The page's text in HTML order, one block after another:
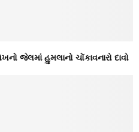
જેલમાં હુમલાનો ચોંકાવનારો દાવો